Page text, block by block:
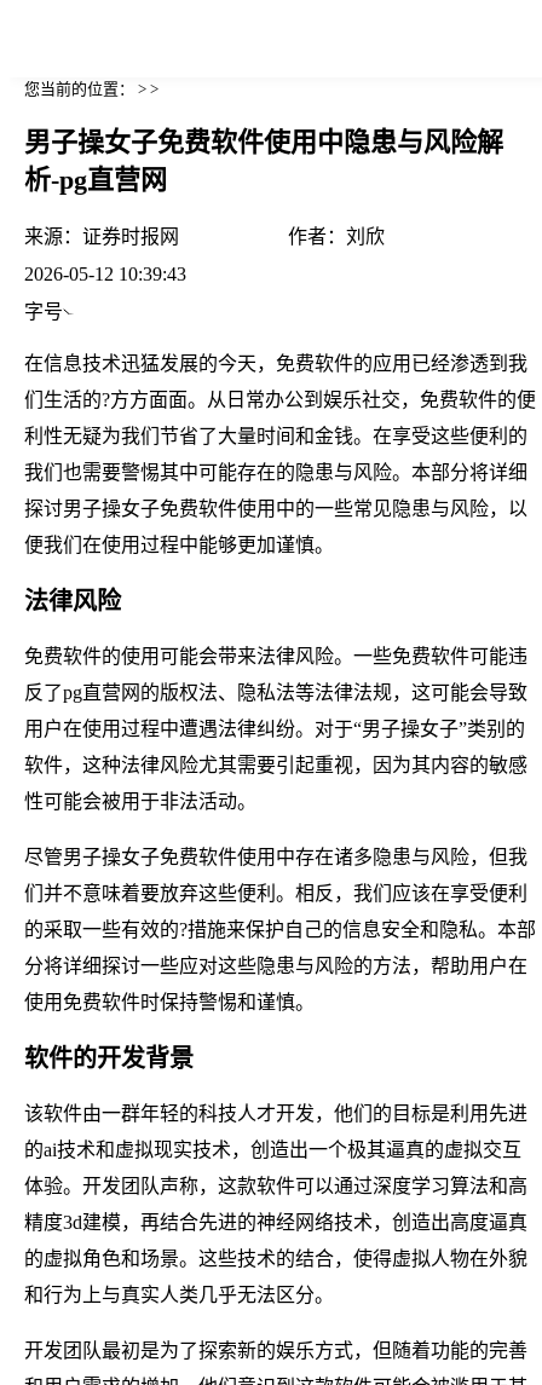
您当前的位置： > >
男子操女子免费软件使用中隐患与风险解
析-pg直营网
来源： 证券时报网 作者： 刘欣
2026-05-12 10:39:43
字号
在信息技术迅猛发展的今天，免费软件的应用已经渗透到我
们生活的?方方面面。从日常办公到娱乐社交，免费软件的便
利性无疑为我们节省了大量时间和金钱。在享受这些便利的
我们也需要警惕其中可能存在的隐患与风险。本部分将详细
探讨男子操女子免费软件使用中的一些常见隐患与风险，以
便我们在使用过程中能够更加谨慎。
法律风险
免费软件的使用可能会带来法律风险。一些免费软件可能违
反了pg直营网的版权法、隐私法等法律法规，这可能会导致
用户在使用过程中遭遇法律纠纷。对于“男子操女子”类别的
软件，这种法律风险尤其需要引起重视，因为其内容的敏感
性可能会被用于非法活动。
尽管男子操女子免费软件使用中存在诸多隐患与风险，但我
们并不意味着要放弃这些便利。相反，我们应该在享受便利
的采取一些有效的?措施来保护自己的信息安全和隐私。本部
分将详细探讨一些应对这些隐患与风险的方法，帮助用户在
使用免费软件时保持警惕和谨慎。
软件的开发背景
该软件由一群年轻的科技人才开发，他们的目标是利用先进
的ai技术和虚拟现实技术，创造出一个极其逼真的虚拟交互
体验。开发团队声称，这款软件可以通过深度学习算法和高
精度3d建模，再结合先进的神经网络技术，创造出高度逼真
的虚拟角色和场景。这些技术的结合，使得虚拟人物在外貌
和行为上与真实人类几乎无法区分。
开发团队最初是为了探索新的娱乐方式，但随着功能的完善